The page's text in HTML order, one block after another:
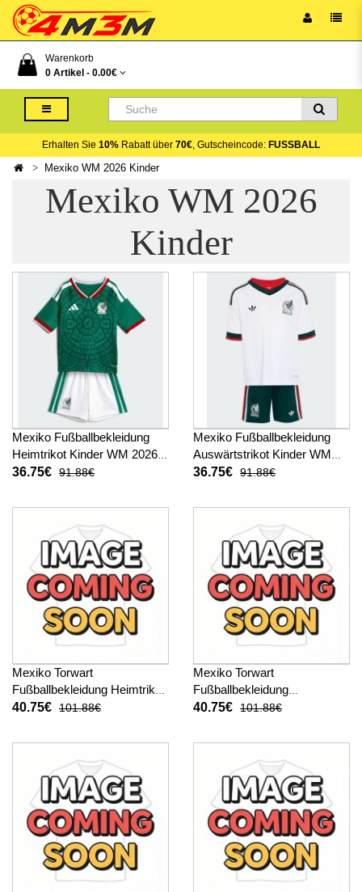
Warenkorb
0 Artikel - 0.00€
Erhalten Sie 10% Rabatt über 70€, Gutscheincode: FUSSBALL
Mexiko WM 2026 Kinder
Mexiko WM 2026
Kinder
Mexiko Fußballbekleidung
Heimtrikot Kinder WM 2026
Kurzarm (+ kurze hosen)
36.75€ 91.88€
Mexiko Fußballbekleidung
Auswärtstrikot Kinder WM
2026 Kurzarm (+ kurze
36.75€ 91.88€
Mexiko Torwart
Fußballbekleidung Heimtrikot
Kinder WM 2026 Kurzarm (+
40.75€ 101.88€
Mexiko Torwart
Fußballbekleidung
Auswärtstrikot Kinder WM
hosen)
40.75€ 101.88€